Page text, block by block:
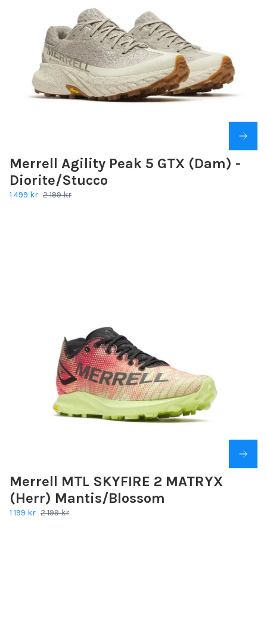
Merrell Agility Peak 5 GTX (Dam) -
Diorite/Stucco
1 499 kr 2 199 kr
Merrell MTL SKYFIRE 2 MATRYX
(Herr) Mantis/Blossom
1 199 kr 2 199 kr